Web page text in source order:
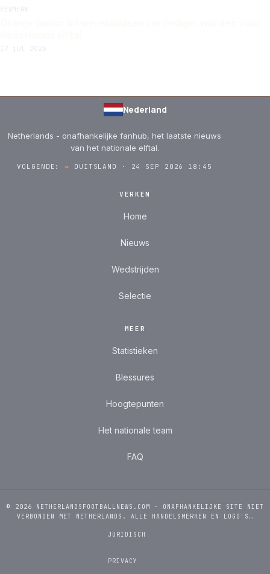
Nederland
Netherlands - onafhankelijke fanhub, het laatste nieuws
van het nationale elftal.
VOLGENDE:→ DUITSLAND · 24 SEP 2026 18:45
VERKEN
Home
Nieuws
Wedstrijden
Selectie
MEER
Statistieken
Blessures
Hoogtepunten
Het nationale team
FAQ
© 2026 NETHERLANDSFOOTBALLNEWS.COM · ONAFHANKELIJKE SITE NIET
VERBONDEN MET NETHERLANDS. ALLE HANDELSMERKEN EN LOGO'S…
JURIDISCH
PRIVACY